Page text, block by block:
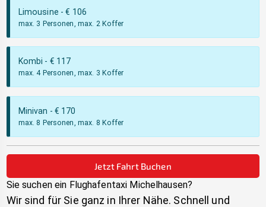
Limousine - € 106
max. 3 Personen, max. 2 Koffer
Kombi - € 117
max. 4 Personen, max. 3 Koffer
Minivan - € 170
max. 8 Personen, max. 8 Koffer
Jetzt Fahrt Buchen
Sie suchen ein Flughafentaxi Michelhausen?
Wir sind für Sie ganz in Ihrer Nähe. Schnell und